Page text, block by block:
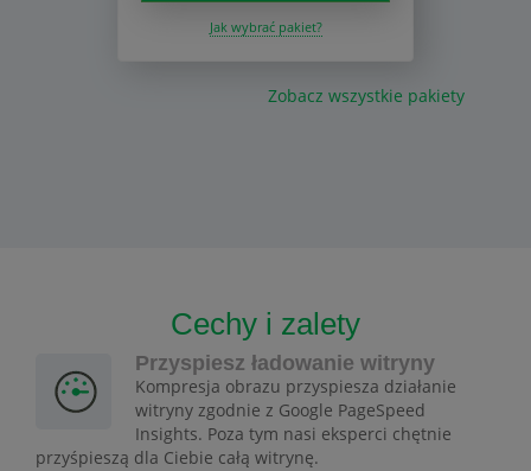
Jak wybrać pakiet?
Zobacz wszystkie pakiety
Cechy i zalety
Przyspiesz ładowanie witryny
Kompresja obrazu przyspiesza działanie
witryny zgodnie z Google PageSpeed
Insights. Poza tym nasi eksperci chętnie
przyśpieszą dla Ciebie całą witrynę.